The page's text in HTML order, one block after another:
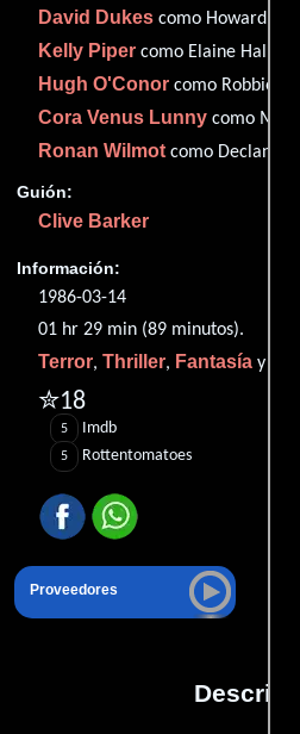
David Dukes como Howard
Kelly Piper como Elaine
Hugh O'Conor como Robbie
Cora Venus Lunny como
Ronan Wilmotcomo Declan
Guión:
Clive Barker
Información:
1986-03-14
01 hr 29 min (89 minutos).
Terror, Thriller, Fantasía y
✮18
5 Imdb
5 Rottentomatoes
Proveedores